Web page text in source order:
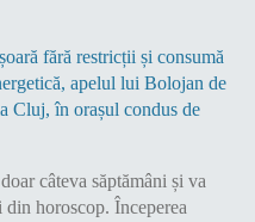
fără restricții și consumă
apelul lui Bolojan de
Cluj, în orașul condus de
câteva săptămâni și va
horoscop. Începerea